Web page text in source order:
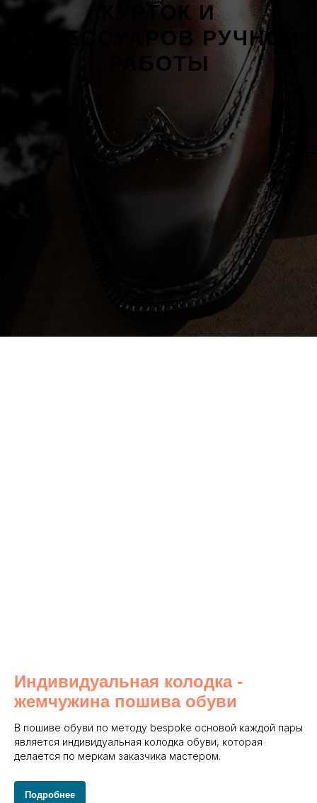
КУРТОК И
АКСЕССУАРОВ РУЧНОЙ
РАБОТЫ
inbespoke.ru
Индивидуальная колодка -
жемчужина пошива обуви
В пошиве обуви по методу bespoke основой каждой пары
является индивидуальная колодка обуви, которая
делается по меркам заказчика мастером.
Подробнее